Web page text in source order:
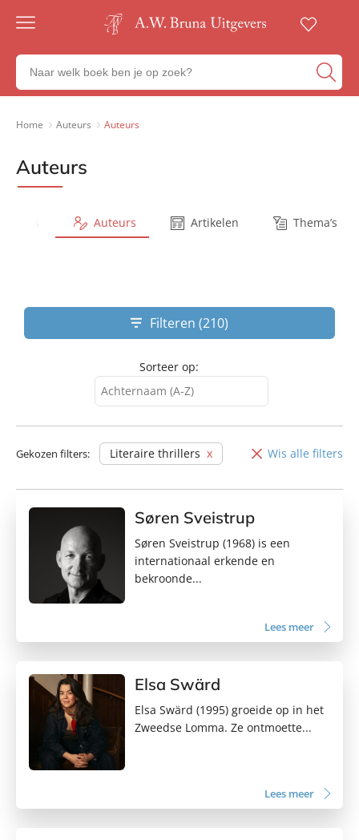
Gratis
23:00
besteld,
werkdag
Veilig
betalen
Zoeken
naar
boeken,
Home Auteurs Auteurs
Auteurs
Auteurs Artikelen Thema’s
Filteren (210)
Sorteer op:
Achternaam (A-Z)
Achternaam (Z-A)
Voornaam (Z-A)
Gekozen filters: Literaire thrillers Wis alle filters
Søren Sveistrup
Søren Sveistrup (1968) is een
internationaal erkende en
bekroonde...
Lees meer
Elsa Swärd
Elsa Swärd (1995) groeide op in het
Zweedse Lomma. Ze ontmoette...
Lees meer